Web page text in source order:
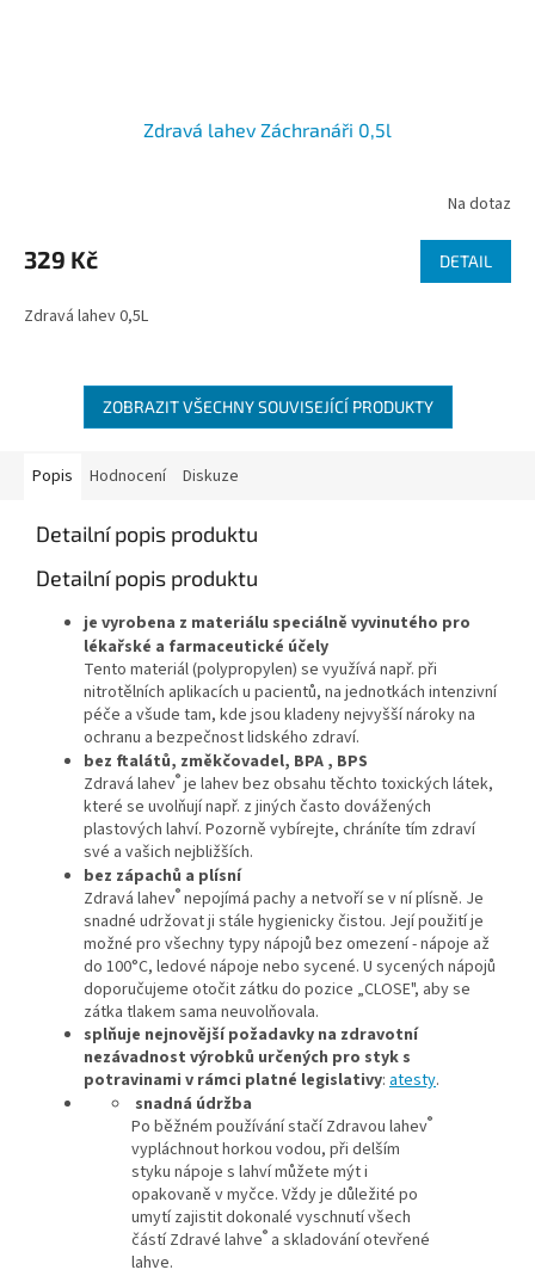
Zdravá lahev Záchranáři 0,5l
Na dotaz
329 Kč DETAIL
Zdravá lahev 0,5L
ZOBRAZIT VŠECHNY SOUVISEJÍCÍ PRODUKTY
Popis Hodnocení Diskuze
Detailní popis produktu
Detailní popis produktu
je vyrobena z materiálu speciálně vyvinutého pro
lékařské a farmaceutické účely
Tento materiál (polypropylen) se využívá např. při
nitrotělních aplikacích u pacientů, na jednotkách intenzivní
péče a všude tam, kde jsou kladeny nejvyšší nároky na
ochranu a bezpečnost lidského zdraví.
bez ftalátů, změkčovadel, BPA , BPS
Zdravá lahev® je lahev bez obsahu těchto toxických látek,
které se uvolňují např. z jiných často dovážených
plastových lahví. Pozorně vybírejte, chráníte tím zdraví
své a vašich nejbližších.
bez zápachů a plísní
Zdravá lahev® nepojímá pachy a netvoří se v ní plísně. Je
snadné udržovat ji stále hygienicky čistou. Její použití je
možné pro všechny typy nápojů bez omezení - nápoje až
do 100°C, ledové nápoje nebo sycené. U sycených nápojů
doporučujeme otočit zátku do pozice „CLOSE", aby se
zátka tlakem sama neuvolňovala.
splňuje nejnovější požadavky na zdravotní
nezávadnost výrobků určených pro styk s
potravinami v rámci platné legislativy: atesty.
snadná údržba
Po běžném používání stačí Zdravou lahev®
vypláchnout horkou vodou, při delším
styku nápoje s lahví můžete mýt i
opakovaně v myčce. Vždy je důležité po
umytí zajistit dokonalé vyschnutí všech
částí Zdravé lahve® a skladování otevřené
lahve.